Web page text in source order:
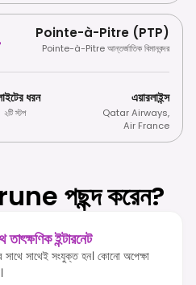
Pointe-à-Pitre (PTP)
Pointe-à-Pitre আন্তর্জাতিক বিমানবন্দর
ধরন
২টি স্টপ
এয়ারলাইন্স
Qatar Airways,
Air France
পছন্দ করেন?
ইন্টারনেট
সাথেই সংযুক্ত হন। কোনো অপেক্ষা